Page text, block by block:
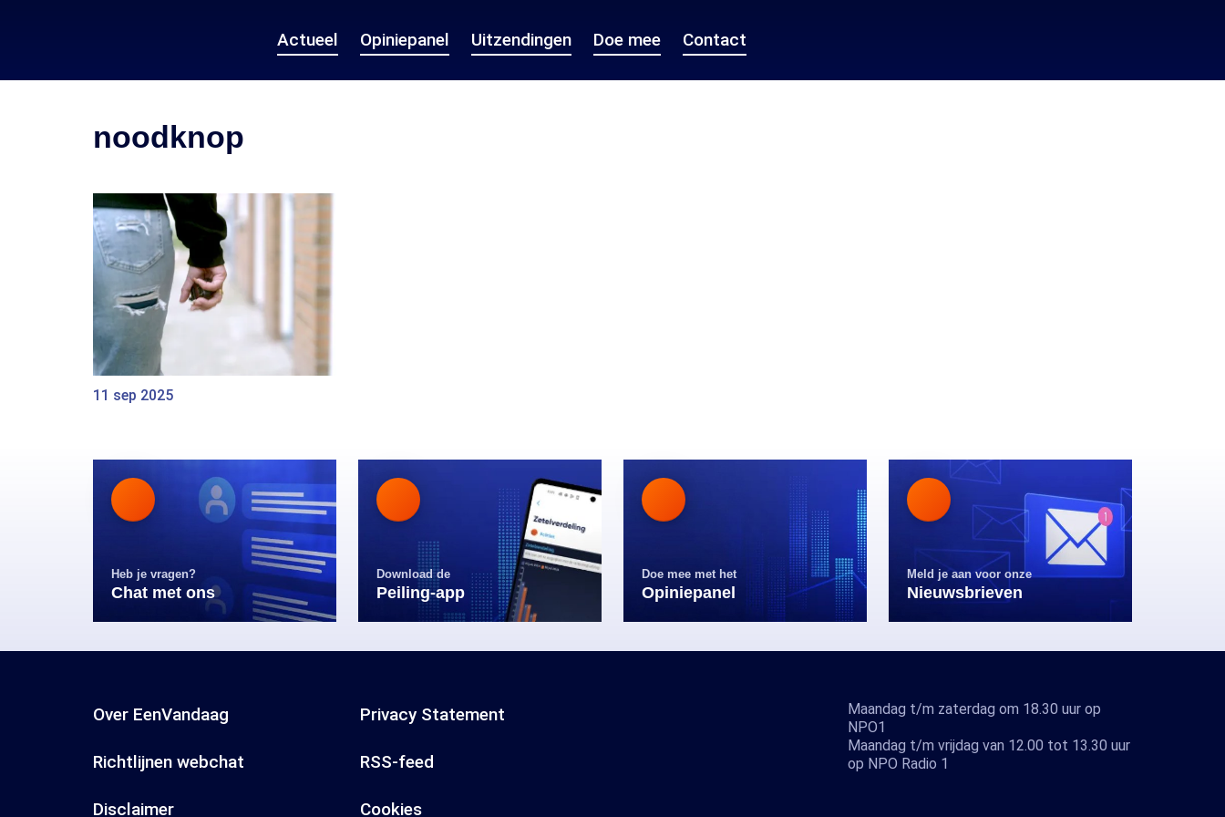
Actueel Opiniepanel Uitzendingen Doe mee Contact
noodknop
11 sep 2025
Heb je vragen?
Chat met ons
Download de
Peiling-app
Doe mee met het
Opiniepanel
Meld je aan voor onze
Nieuwsbrieven
Over EenVandaag Privacy Statement
Richtlijnen webchat RSS-feed
Disclaimer Cookies
Maandag t/m zaterdag om 18.30 uur op
NPO1
Maandag t/m vrijdag van 12.00 tot 13.30 uur
op NPO Radio 1